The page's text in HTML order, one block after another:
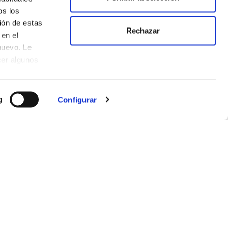
los
de estas
el
Le
algunos
Configurar
Rechazar